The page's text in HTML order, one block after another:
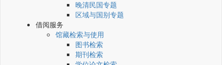
晚清民国专题
区域与国别专题
借阅服务
馆藏检索与使用
图书检索
期刊检索